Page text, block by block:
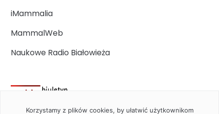
iMammalia
MammalWeb
Naukowe Radio Białowieża
Korzystamy z plików cookies, by ułatwić użytkownikom